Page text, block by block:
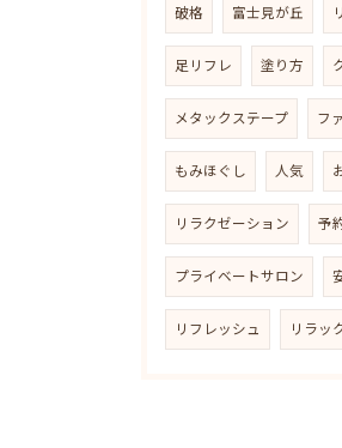
破格 富士見が丘
足リフレ 塗り方
メタックステープ フ
もみほぐし 人気
リラクゼーション 予
プライベートサロン
リフレッシュ リラッ